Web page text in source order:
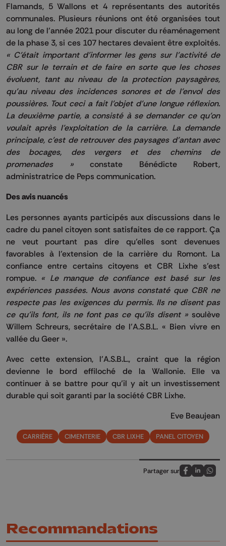
Flamands, 5 Wallons et 4 représentants des autorités
communales. Plusieurs réunions ont été organisées tout
au long de l’année 2021 pour discuter du réaménagement
de la phase 3, si ces 107 hectares devaient être exploités.
« C’était important d’informer les gens sur l’activité de
CBR sur le terrain et de faire en sorte que les choses
évoluent, tant au niveau de la protection paysagères,
qu’au niveau des incidences sonores et de l’envol des
poussières. Tout ceci a fait l’objet d’une longue réflexion.
La deuxième partie, a consisté à se demander ce qu’on
voulait après l’exploitation de la carrière. La demande
principale, c’est de retrouver des paysages d’antan avec
des bocages, des vergers et des chemins de
promenades »constate Bénédicte Robert,
administratrice de Peps communication.
Des avis nuancés
Les personnes ayants participés aux discussions dans le
cadre du panel citoyen sont satisfaites de ce rapport. Ça
ne veut pourtant pas dire qu’elles sont devenues
favorables à l’extension de la carrière du Romont. La
confiance entre certains citoyens et CBR Lixhe s’est
rompue. « Le manque de confiance est basé sur les
expériences passées. Nous avons constaté que CBR ne
respecte pas les exigences du permis. Ils ne disent pas
ce qu’ils font, ils ne font pas ce qu’ils disent » soulève
Willem Schreurs, secrétaire de l’A.S.B.L. « Bien vivre en
vallée du Geer ».
Avec cette extension, l’A.S.B.L., craint que la région
devienne le bord effiloché de la Wallonie. Elle va
continuer à se battre pour qu’il y ait un investissement
durable qui soit garanti par la société CBR Lixhe.
Eve Beaujean
CARRIÈRE CIMENTERIE CBR LIXHE PANEL CITOYEN
Partager sur
Partagez sur
Partagez
Recommandations